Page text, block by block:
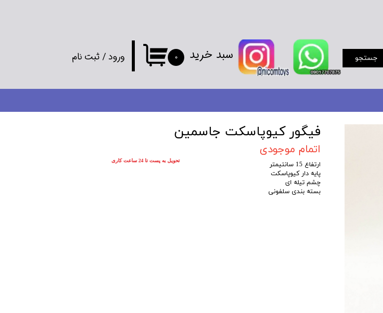
ورود/ ثبت نام جستجو ۰ سبد خرید
فیگور کیوپاسکت جاسمین
اتمام موجودی
ارتفاع 15 سانتیمتر
پایه دار کیوپاسکت
چشم تیله ای
بسته بندی سلفونی
تحویل به پست تا 24 ساعت کاری